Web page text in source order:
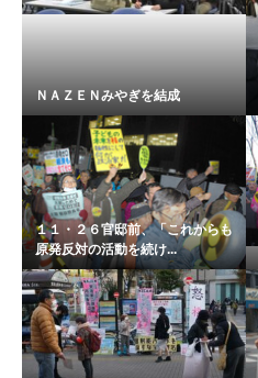
ＮＡＺＥＮみやぎを結成
１１・２６官邸前、「これからも
原発反対の活動を続け...